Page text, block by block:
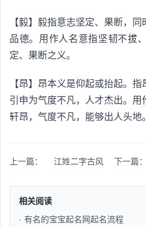
【毅】毅指意志坚定、果断，
品德。用作人名意指坚韧不拔
定、果断之义。
【昂】昂本义是仰起或抬起。指
引申为气度不凡，人才杰出。
轩昂，气度不凡，能够出人头地。
上一篇： 江姓二字古风 下一篇：
相关阅读
· 有名的宝宝起名网起名流程​